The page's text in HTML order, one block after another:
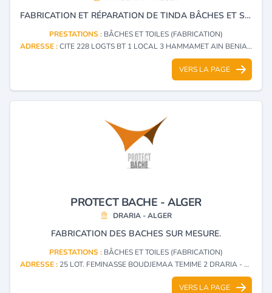
FABRICATION ET RÉPARATION DE TINDA BÂCHES ET STORES.
PRESTATIONS : BÂCHES ET TOILES (FABRICATION)
ADRESSE :CITE 228 LOGTS BT 1 LOCAL 3 HAMMAMET AIN BENIAN - ALGER
VERS LA PAGE
PROTECT BACHE - ALGER
DRARIA - ALGER
FABRICATION DES BACHES SUR MESURE.
PRESTATIONS : BÂCHES ET TOILES (FABRICATION)
ADRESSE : 25 LOT. FEMINASSE BOUDJEMAA TEMIME 2 DRARIA - ALGER
VERS LA PAGE